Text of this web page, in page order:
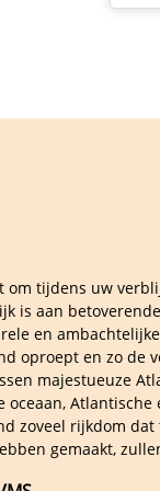
om tijdens uw
is aan
en ambachtelijke
oproept en zo de
majestueuze
Atlantische
zoveel rijkdom
gemaakt,